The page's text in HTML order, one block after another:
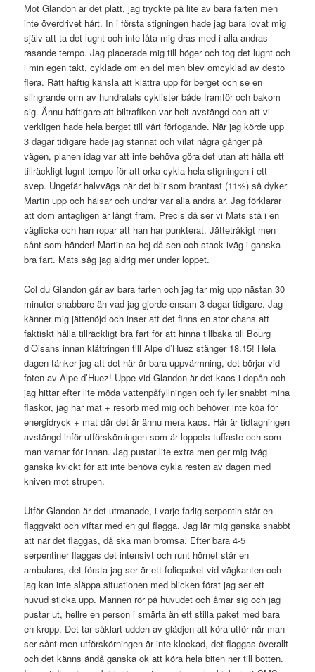
Mot Glandon är det platt, jag tryckte på lite av bara farten men
inte överdrivet hårt. In i första stigningen hade jag bara lovat mig
själv att ta det lugnt och inte låta mig dras med i alla andras
rasande tempo. Jag placerade mig till höger och tog det lugnt och
i min egen takt, cyklade om en del men blev omcyklad av desto
flera. Rätt häftig känsla att klättra upp för berget och se en
slingrande orm av hundratals cyklister både framför och bakom
sig. Ännu häftigare att biltrafiken var helt avstängd och att vi
verkligen hade hela berget till vårt förfogande. När jag körde upp
3 dagar tidigare hade jag stannat och vilat några gånger på
vägen, planen idag var att inte behöva göra det utan att hålla ett
tillräckligt lugnt tempo för att orka cykla hela stigningen i ett
svep. Ungefär halvvägs när det blir som brantast (11%) så dyker
Martin upp och hälsar och undrar var alla andra är. Jag förklarar
att dom antagligen är långt fram. Precis då ser vi Mats stå i en
vägficka och han ropar att han har punkterat. Jättetråkigt men
sånt som händer! Martin sa hej då sen och stack iväg i ganska
bra fart. Mats såg jag aldrig mer under loppet.
Col du Glandon går av bara farten och jag tar mig upp nästan 30
minuter snabbare än vad jag gjorde ensam 3 dagar tidigare. Jag
känner mig jättenöjd och inser att det finns en stor chans att
faktiskt hålla tillräckligt bra fart för att hinna tillbaka till Bourg
d’Oisans innan klättringen till Alpe d’Huez stänger 18.15! Hela
dagen tänker jag att det här är bara uppvärmning, det börjar vid
foten av Alpe d’Huez! Uppe vid Glandon är det kaos i depån och
jag hittar efter lite möda vattenpåfyllningen och fyller snabbt mina
flaskor, jag har mat + resorb med mig och behöver inte köa för
energidryck + mat där det är ännu mera kaos. Här är tidtagningen
avstängd inför utförskörningen som är loppets tuffaste och som
man varnar för innan. Jag pustar lite extra men ger mig iväg
ganska kvickt för att inte behöva cykla resten av dagen med
kniven mot strupen.
Utför Glandon är det utmanade, i varje farlig serpentin står en
flaggvakt och viftar med en gul flagga. Jag lär mig ganska snabbt
att när det flaggas, då ska man bromsa. Efter bara 4-5
serpentiner flaggas det intensivt och runt hörnet står en
ambulans, det första jag ser är ett foliepaket vid vägkanten och
jag kan inte släppa situationen med blicken först jag ser ett
huvud sticka upp. Mannen rör på huvudet och åmar sig och jag
pustar ut, hellre en person i smärta än ett stilla paket med bara
en kropp. Det tar såklart udden av glädjen att köra utför när man
ser sånt men utförskörningen är inte klockad, det flaggas överallt
och det känns ändå ganska ok att köra hela biten ner till botten.